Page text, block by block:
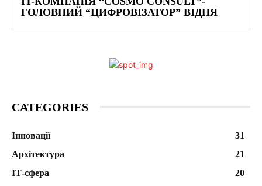
ГОЛОВНИЙ “ЦИФРОВІЗАТОР” ВІДНЯ
CATEGORIES
Інновації
31
Архітектура
21
ІТ-сфера
20